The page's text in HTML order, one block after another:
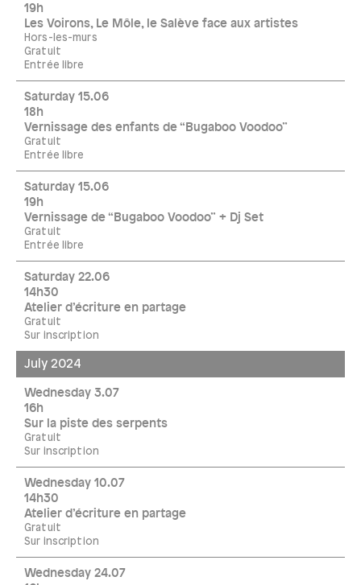
19h
Les Voirons, Le Môle, le Salève face aux artistes
Hors-les-murs
Gratuit
Entrée libre
Saturday 15.06
18h
Vernissage des enfants de “Bugaboo Voodoo”
Gratuit
Entrée libre
Saturday 15.06
19h
Vernissage de “Bugaboo Voodoo” + Dj Set
Gratuit
Entrée libre
Saturday 22.06
14h30
Atelier d’écriture en partage
Gratuit
Sur inscription
July 2024
Wednesday 3.07
16h
Sur la piste des serpents
Gratuit
Sur inscription
Wednesday 10.07
14h30
Atelier d’écriture en partage
Gratuit
Sur inscription
Wednesday 24.07